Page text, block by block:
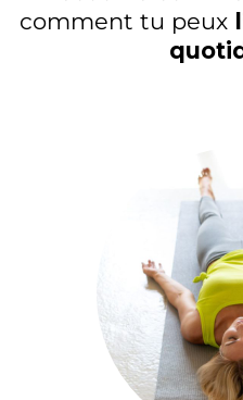
comment tu peux